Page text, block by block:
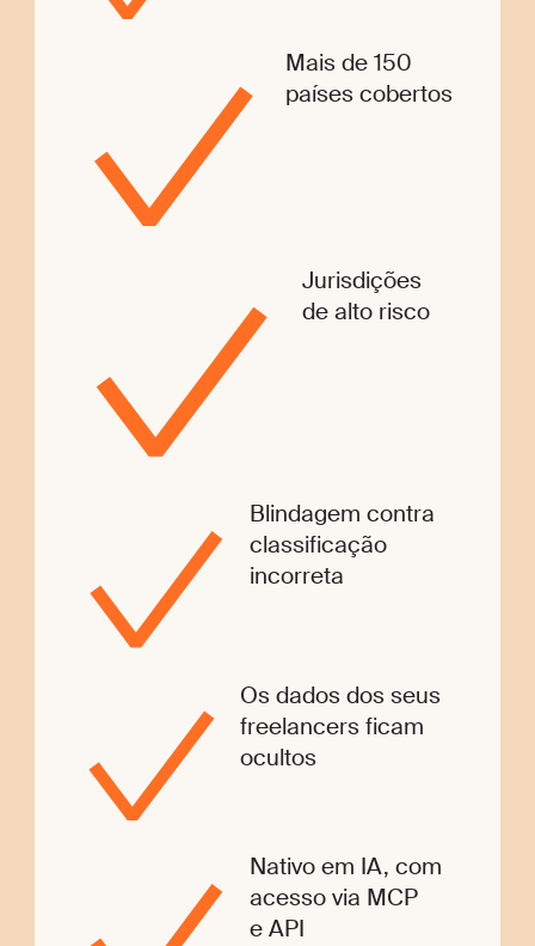
Mais de 150
países cobertos
Jurisdições
de alto risco
Blindagem contra
classificação
incorreta
Os dados dos seus
freelancers ficam
ocultos
Nativo em IA, com
acesso via MCP
e API